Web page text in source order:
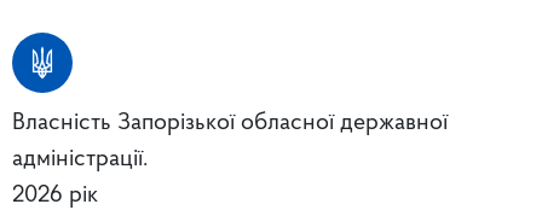
Власність Запорізької обласної державної
адміністрації.
2026 рік